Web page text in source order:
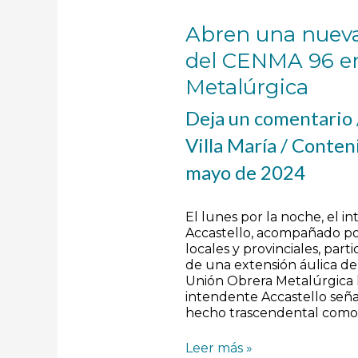
Abren una
del CENMA 96
Metalúrgica
Deja un comentario
Villa María /
mayo de 2024
El lunes por la noche, el
Accastello, acompañado
locales y provinciales,
de una extensión áulica
Unión Obrera Metalúrgica
intendente Accastello
hecho trascendental
Leer más »